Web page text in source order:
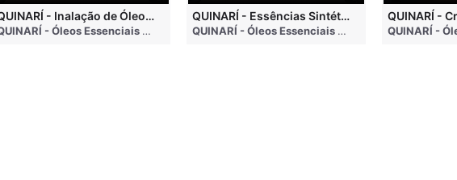
• 3 weeks ago
QUINARÍ - Inalação de Óleos Essenciais e Seus Benefícios
QUINARÍ - Óleos Essenciais e Aromaterapia • 3 months ago
QUINARÍ - Essências Sintéticas NÃO Funcionam na Aromaterapia
QUINARÍ - Óleos Essenciais e Aromaterapia • 3